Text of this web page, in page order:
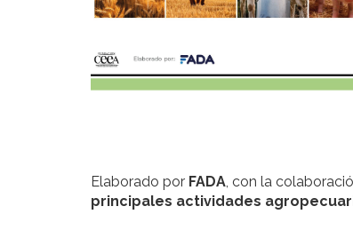
Elaborado por FADA , con la
principales actividades